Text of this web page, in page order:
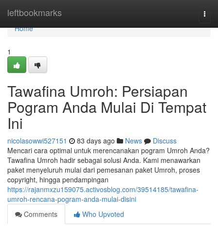
leftbookmarks
Home
Home
1
Tawafina Umroh: Persiapan
Pogram Anda Mulai Di Tempat
Ini
nicolasowwi527151 83 days ago News
Discuss
Mencari cara optimal untuk merencanakan pogram Umroh Anda?
Tawafina Umroh hadir sebagai solusi Anda. Kami menawarkan
paket menyeluruh mulai dari pemesanan paket Umroh, proses
copyright, hingga pendampingan
https://rajanmxzu159075.activosblog.com/39514185/tawafina-
umroh-rencana-pogram-anda-mulai-disini
Comments
Who Upvoted